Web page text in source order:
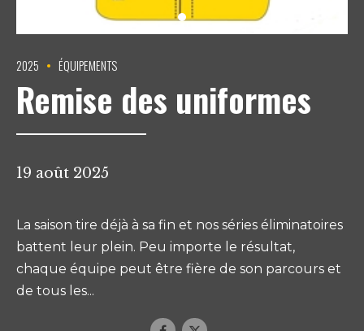
2025 ÉQUIPEMENTS
Remise des uniformes
19 août 2025
La saison tire déjà à sa fin et nos séries éliminatoires
battent leur plein. Peu importe le résultat,
chaque équipe peut être fière de son parcours et
de tous les...